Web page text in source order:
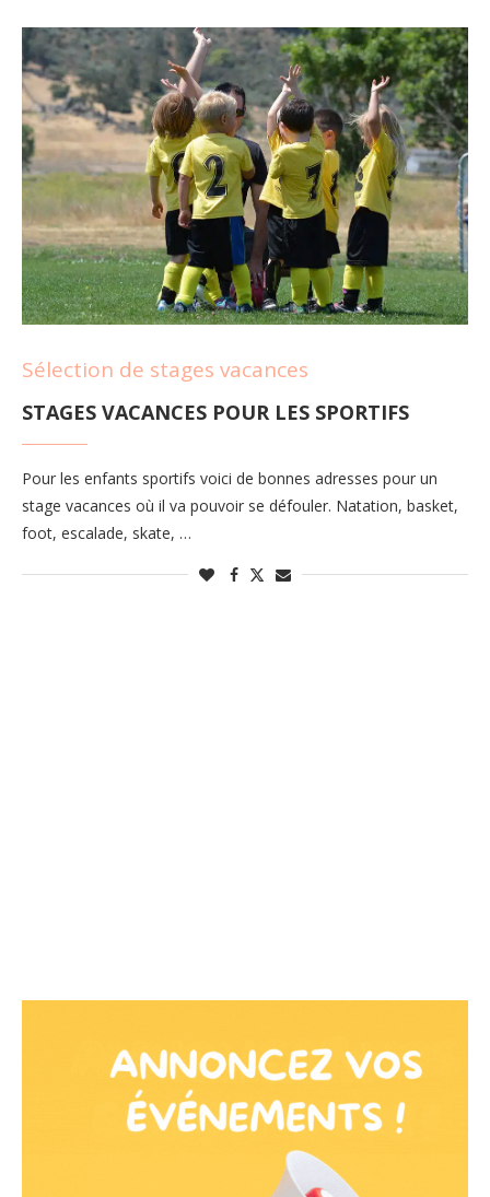
Sélection de stages vacances
STAGES VACANCES POUR LES SPORTIFS
Pour les enfants sportifs voici de bonnes adresses pour un
stage vacances où il va pouvoir se défouler. Natation, basket,
foot, escalade, skate, …